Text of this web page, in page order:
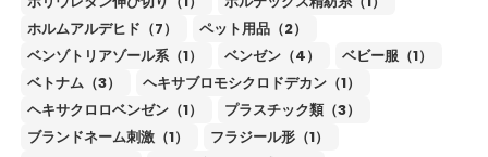
ホルムアルデヒド（7）
ペット用品（2）
ベンゾトリアゾール系（1）
ベンゼン（4）
ベビー服（1）
ベトナム（3）
ヘキサブロモシクロドデカン（1）
ヘキサクロロベンゼン（1）
プラスチック類（3）
ブランドネーム刺激（1）
フラジール形（1）